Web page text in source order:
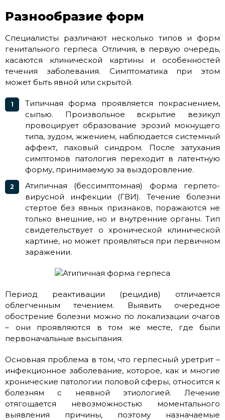
Разнообразие форм
Специалисты различают несколько типов и форм
генитального герпеса. Отличия, в первую очередь,
касаются клинической картины и особенностей
течения заболевания. Симптоматика при этом
может быть явной или скрытой.
Типичная форма проявляется покраснением,
сыпью. Произвольное вскрытие везикул
провоцирует образование эрозий мокнущего
типа, зудом, жжением, наблюдается системный
аффект, паховый синдром. После затухания
симптомов патология переходит в латентную
форму, принимаемую за выздоровление.
Атипичная (бессимптомная) форма герпето-
вирусной инфекции (ГВИ). Течение болезни
стертое без явных признаков, поражаются не
только внешние, но и внутренние органы. Тип
свидетельствует о хронической клинической
картине, но может проявляться при первичном
заражении.
Период реактивации (рецидив) отличается
облегченным течением. Выявить очередное
обострение болезни можно по локализации очагов
– они проявляются в том же месте, где были
первоначальные высыпания.
Основная проблема в том, что герпесный уретрит –
инфекционное заболевание, которое, как и многие
хронические патологии половой сферы, относится к
болезням с неявной этиологией. Лечение
отягощается невозможностью моментального
выявления причины, поэтому назначаемые